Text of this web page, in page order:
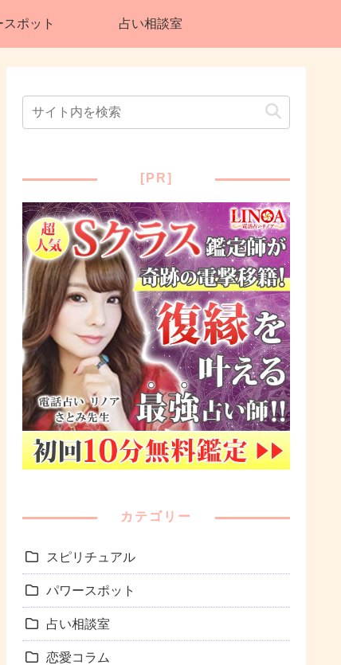
ポット 占い相談室
[PR]
カテゴリー
スピリチュアル
パワースポット
占い相談室
恋愛コラム